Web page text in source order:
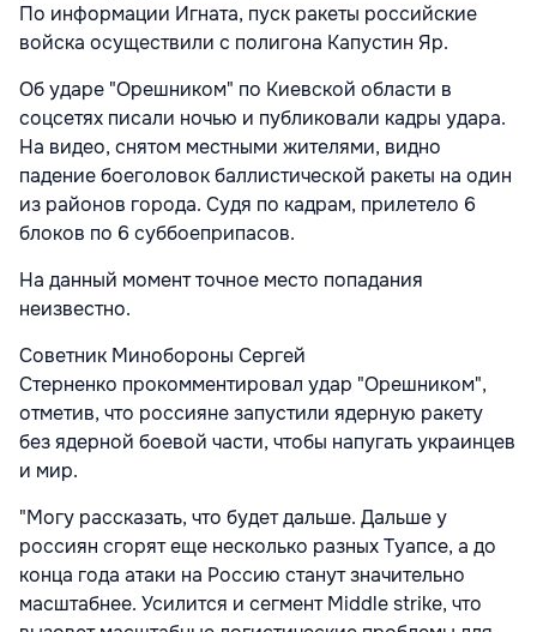
По информации Игната, пуск ракеты российские
войска осуществили с полигона Капустин Яр.
Об ударе "Орешником" по Киевской области в
соцсетях писали ночью и публиковали кадры удара.
На видео, снятом местными жителями, видно
падение боеголовок баллистической ракеты на один
из районов города. Судя по кадрам, прилетело 6
блоков по 6 суббоеприпасов.
На данный момент точное место попадания
неизвестно.
Советник Минобороны Сергей
Стерненко прокомментировал удар "Орешником",
отметив, что россияне запустили ядерную ракету
без ядерной боевой части, чтобы напугать украинцев
и мир.
"Могу рассказать, что будет дальше. Дальше у
россиян сгорят еще несколько разных Туапсе, а до
конца года атаки на Россию станут значительно
масштабнее. Усилится и сегмент Middle strike, что